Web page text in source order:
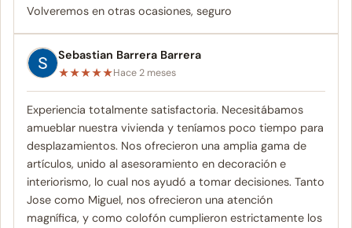
Volveremos en otras ocasiones, seguro
Sebastian Barrera Barrera
★★★★★Hace 2 meses
Experiencia totalmente satisfactoria. Necesitábamos
amueblar nuestra vivienda y teníamos poco tiempo para
desplazamientos. Nos ofrecieron una amplia gama de
artículos, unido al asesoramiento en decoración e
interiorismo, lo cual nos ayudó a tomar decisiones. Tanto
Jose como Miguel, nos ofrecieron una atención
magnífica, y como colofón cumplieron estrictamente los